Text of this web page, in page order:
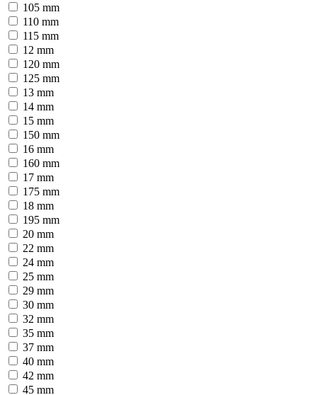
105 mm
110 mm
115 mm
12 mm
120 mm
125 mm
13 mm
14 mm
15 mm
150 mm
16 mm
160 mm
17 mm
175 mm
18 mm
195 mm
20 mm
22 mm
24 mm
25 mm
29 mm
30 mm
32 mm
35 mm
37 mm
40 mm
42 mm
45 mm